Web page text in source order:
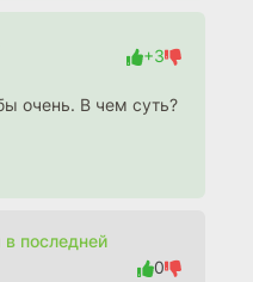
+3
очень. В чем суть?
в последней
0